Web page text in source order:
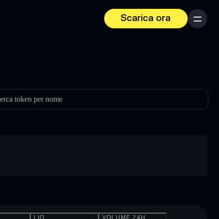
Scarica ora
Menu
token per nome
LIQ. VOLUME 24H